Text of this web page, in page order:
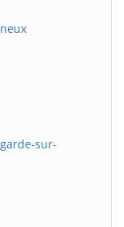
sur-